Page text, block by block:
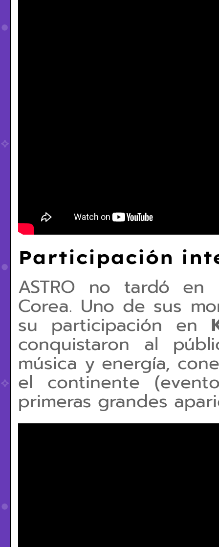
Participación
ASTRO no tardó
Corea. Uno de sus
su participación en
conquistaron al
música y energía,
el continente
primeras grandes